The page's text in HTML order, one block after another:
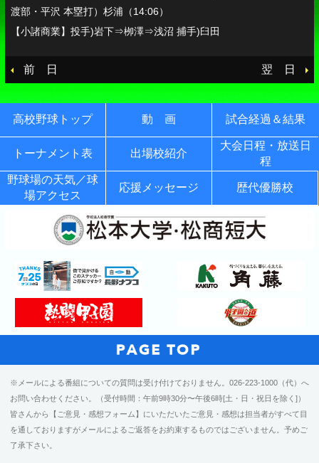
渡部・平沢 本塁打）杉浦（14:06）
【小諸商業】投手)岩下⇒栁澤⇒浅沼 捕手)臼田
前 日 翌 日
高校野球トップ 動 画 試合経過＆結果
トーナメント表 出場校紹介
大会日程・放送日
程
野球場の天気／球
場アクセス
応援メッセージ 歴代優勝校
※メールによる番組についての質問は受け付けておりません。026-223-1000（代）へ
お問い合わせください。（受付時間：午前9時30分〜午後6時[土・日・祝日を除く]）
皆さんから【ご意見・感想フォーム】にいただいたご意見・感想は担当者がすべて目
を通しておりますがメールによるご返答をお約束するものではございません。予めご
了承下さい。